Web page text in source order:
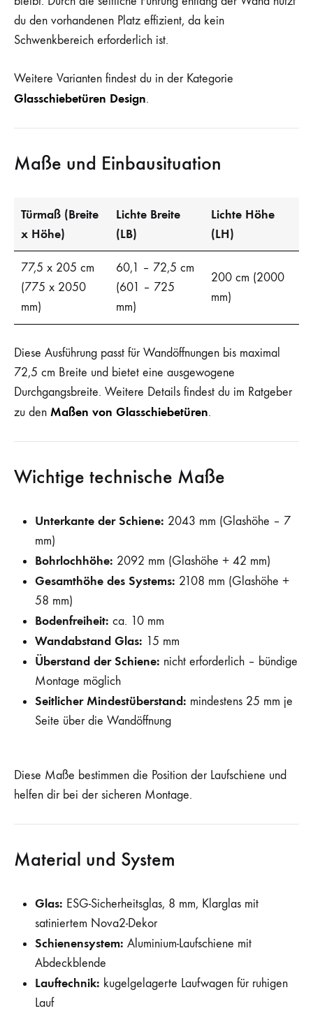
du den vorhandenen Platz effizient, da kein
Schwenkbereich erforderlich ist.
Weitere Varianten findest du in der Kategorie
Glasschiebetüren Design.
Maße und Einbausituation
Türmaß (Breite
x Höhe)
Lichte Breite
(LB)
Lichte Höhe
(LH)
77,5 x 205 cm
(775 x 2050
mm)
60,1 – 72,5 cm
(601 – 725
mm)
200 cm (2000
mm)
Diese Ausführung passt für Wandöffnungen bis maximal
72,5 cm Breite und bietet eine ausgewogene
Durchgangsbreite. Weitere Details findest du im Ratgeber
zu den Maßen von Glasschiebetüren.
Wichtige technische Maße
Unterkante der Schiene: 2043 mm (Glashöhe – 7
mm)
Bohrlochhöhe: 2092 mm (Glashöhe + 42 mm)
Gesamthöhe des Systems: 2108 mm (Glashöhe +
58 mm)
Bodenfreiheit: ca. 10 mm
Wandabstand Glas: 15 mm
Überstand der Schiene: nicht erforderlich – bündige
Montage möglich
Seitlicher Mindestüberstand: mindestens 25 mm je
Seite über die Wandöffnung
Diese Maße bestimmen die Position der Laufschiene und
helfen dir bei der sicheren Montage.
Material und System
Glas: ESG-Sicherheitsglas, 8 mm, Klarglas mit
satiniertem Nova2-Dekor
Schienensystem: Aluminium-Laufschiene mit
Abdeckblende
Lauftechnik: kugelgelagerte Laufwagen für ruhigen
Lauf